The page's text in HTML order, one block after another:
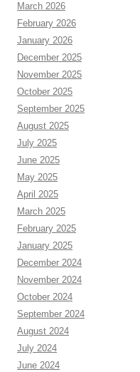
March 2026
February 2026
January 2026
December 2025
November 2025
October 2025
September 2025
August 2025
July 2025
June 2025
May 2025
April 2025
March 2025
February 2025
January 2025
December 2024
November 2024
October 2024
September 2024
August 2024
July 2024
June 2024